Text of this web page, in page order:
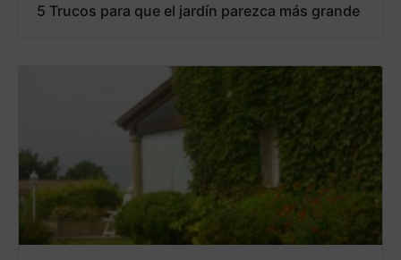
5 Trucos para que el jardín parezca más grande